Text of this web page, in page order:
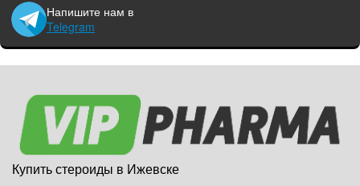
Напишите нам в
Telegram
Купить стероиды в Ижевске